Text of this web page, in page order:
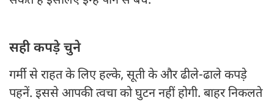
सही कपड़े चुने
गर्मी से राहत के लिए हल्के, सूती के और ढीले-ढाले कपड़े
पहनें. इससे आपकी त्वचा को घुटन नहीं होगी. बाहर निकलते